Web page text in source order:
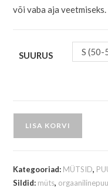
või vaba aja veetmiseks.
SUURUS S (50-
LISA KORVI
Kategooriad: MÜTSID,
Sildid: müts,